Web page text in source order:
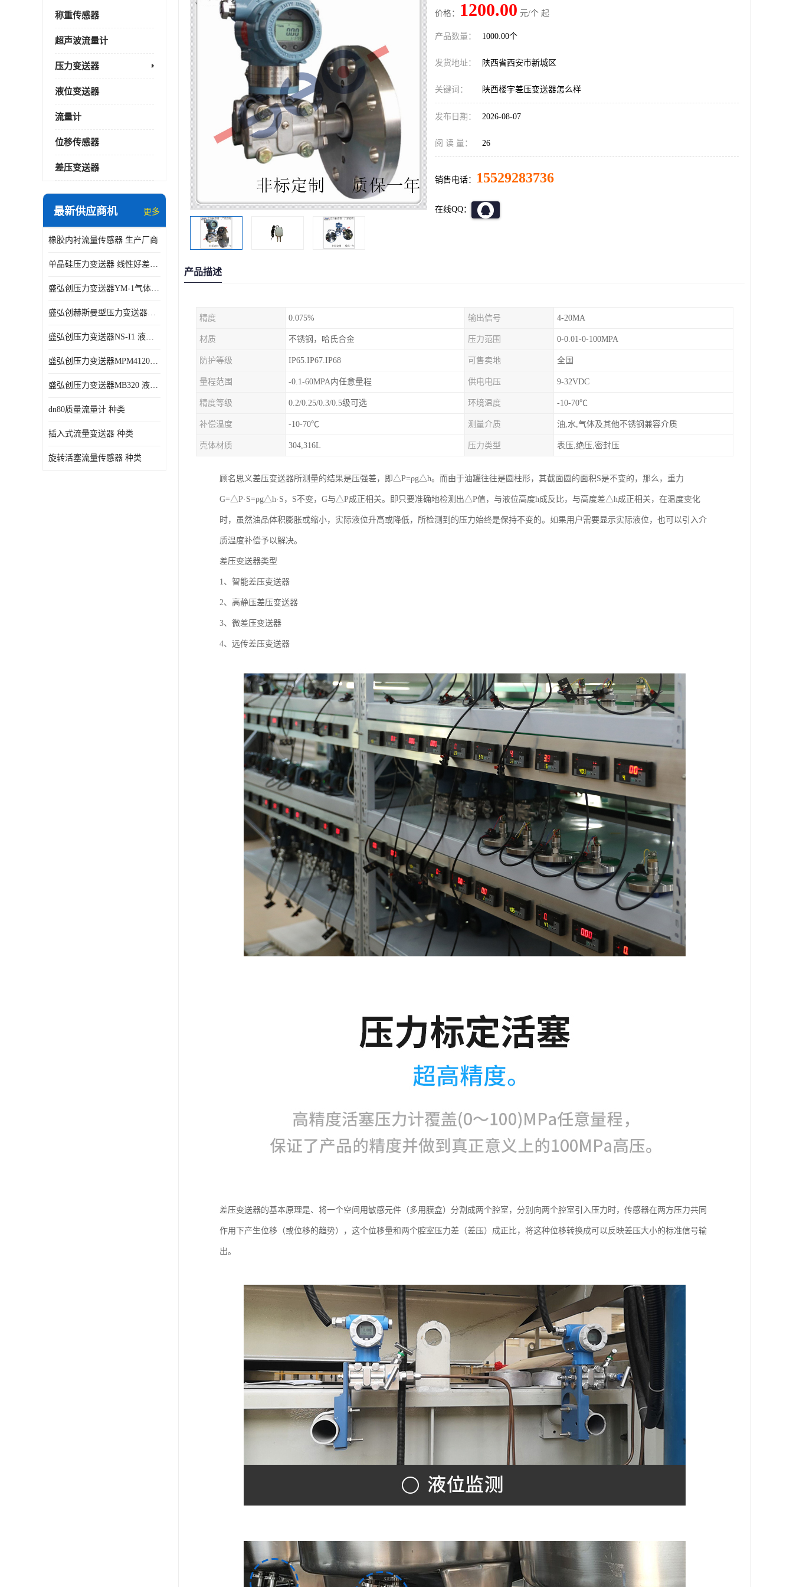
称重传感器
超声波流量计
压力变送器
液位变送器
流量计
位移传感器
差压变送器
最新供应商机 更多
橡胶内衬流量传感器 生产厂商
单晶硅压力变送器 线性好差压变送器
盛弘创压力变送器YM-1气体压力传感器负压计
盛弘创赫斯曼型压力变送器HG200 液体压力传感器负压计
盛弘创压力变送器NS-I1 液体压力传感器负压计
盛弘创压力变送器MPM4120C 液体压力传感器负压计
盛弘创压力变送器MB320 液体压力传感器负压计
dn80质量流量计 种类
插入式流量变送器 种类
旋转活塞流量传感器 种类
价格： 1200.00 元/个 起
产品数量： 1000.00个
发货地址： 陕西省西安市新城区
关键词： 陕西楼宇差压变送器怎么样
发布日期： 2026-08-07
阅 读 量： 26
销售电话： 15529283736
在线QQ：
产品描述
精度 0.075% 输出信号 4-20MA
材质 不锈钢，哈氏合金 压力范围 0-0.01-0-100MPA
防护等级 IP65.IP67.IP68 可售卖地 全国
量程范围 -0.1-60MPA内任意量程 供电电压 9-32VDC
精度等级 0.2/0.25/0.3/0.5级可选 环境温度 -10-70℃
补偿温度 -10-70℃ 测量介质 油,水,气体及其他不锈钢兼容介质
壳体材质 304,316L 压力类型 表压,绝压,密封压
顾名思义差压变送器所测量的结果是压强差，即△P=ρg△h。而由于油罐往往是圆柱形，其截面圆的面积S是不变的，那么，重力
G=△P·S=ρg△h·S，S不变，G与△P成正相关。即只要准确地检测出△P值，与液位高度h成反比，与高度差△h成正相关，在温度变化
时，虽然油品体积膨胀或缩小，实际液位升高或降低，所检测到的压力始终是保持不变的。如果用户需要显示实际液位，也可以引入介
质温度补偿予以解决。
差压变送器类型
1、智能差压变送器
2、高静压差压变送器
3、微差压变送器
4、远传差压变送器
差压变送器的基本原理是、将一个空间用敏感元件（多用膜盒）分割成两个腔室，分别向两个腔室引入压力时，传感器在两方压力共同
作用下产生位移（或位移的趋势），这个位移量和两个腔室压力差（差压）成正比，将这种位移转换成可以反映差压大小的标准信号输
出。